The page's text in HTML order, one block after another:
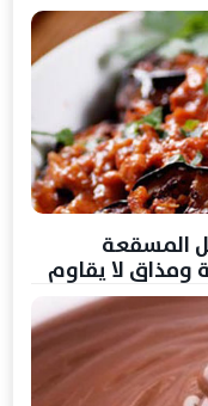
المسقعة
ومذاق لا يقاوم